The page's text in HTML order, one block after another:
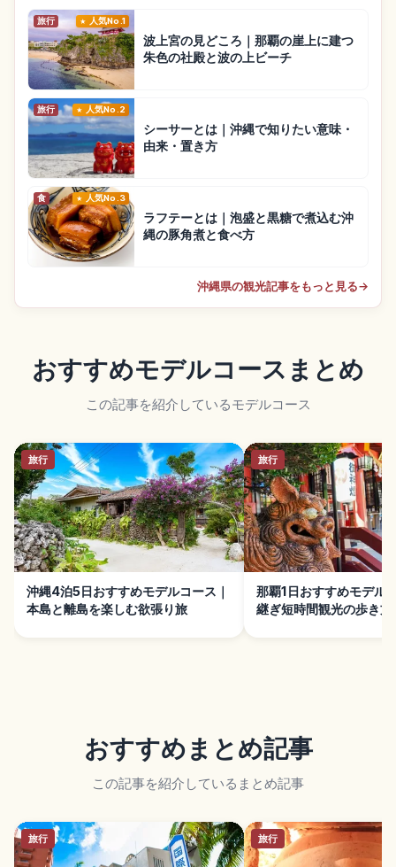
旅行 人気No.1
波上宮の見どころ｜那覇の崖上に建つ
朱色の社殿と波の上ビーチ
旅行 人気No.2
シーサーとは｜沖縄で知りたい意味・
由来・置き方
食 人気No.3
ラフテーとは｜泡盛と黒糖で煮込む沖
縄の豚角煮と食べ方
沖縄県の観光記事をもっと見る→
おすすめモデルコースまとめ
この記事を紹介しているモデルコース
旅行
沖縄4泊5日おすすめモデルコース｜
本島と離島を楽しむ欲張り旅
旅行
那覇1日おすすめモデル
継ぎ短時間観光の歩き方
おすすめまとめ記事
この記事を紹介しているまとめ記事
旅行 旅行